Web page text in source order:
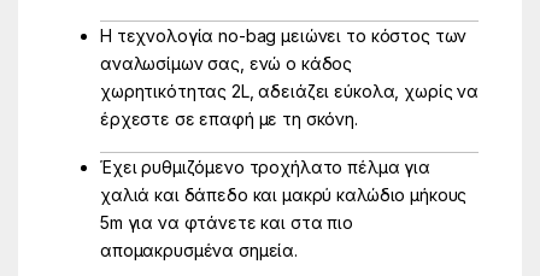
Η τεχνολογία no-bag μειώνει το κόστος των
αναλωσίμων σας, ενώ ο κάδος
χωρητικότητας 2L, αδειάζει εύκολα, χωρίς να
έρχεστε σε επαφή με τη σκόνη.
Έχει ρυθμιζόμενο τροχήλατο πέλμα για
χαλιά και δάπεδο και μακρύ καλώδιο μήκους
5m για να φτάνετε και στα πιο
απομακρυσμένα σημεία.